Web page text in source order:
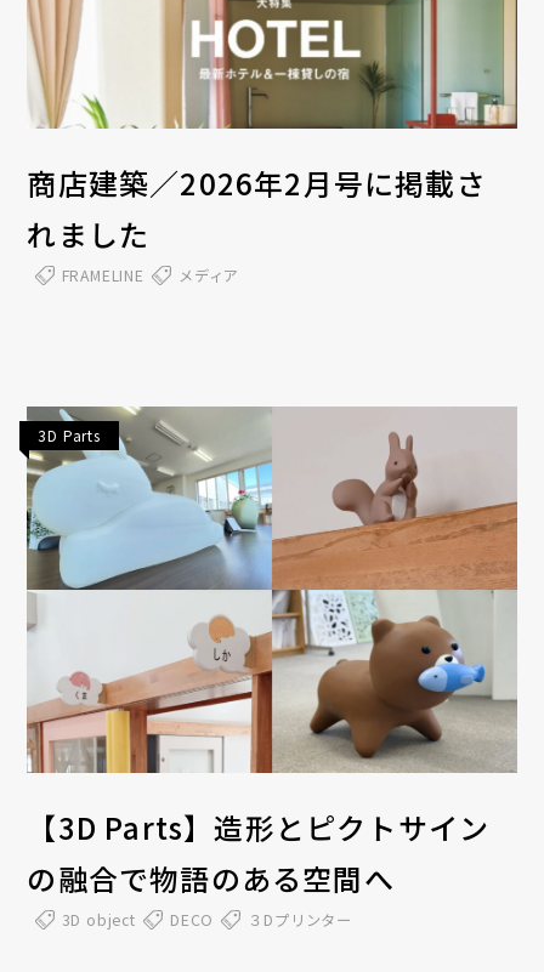
商店建築／2026年2月号に掲載さ
れました
FRAMELINE メディア
3D Parts
【3D Parts】造形とピクトサイン
の融合で物語のある空間へ
3D object DECO ３Dプリンター